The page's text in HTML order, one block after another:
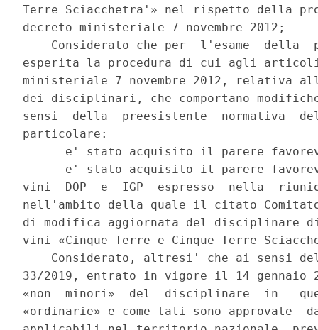
Terre Sciacchetra'» nel rispetto della
decreto ministeriale 7 novembre 2012;
Considerato che per  l'esame  della
esperita la procedura di cui agli
ministeriale 7 novembre 2012, relativa
dei disciplinari, che comportano
sensi  della  preesistente  normativa
particolare:
e' stato acquisito il parere
e' stato acquisito il parere
vini  DOP  e  IGP  espresso  nella
nell'ambito della quale il citato
di modifica aggiornata del disciplinare
vini «Cinque Terre e Cinque Terre
Considerato, altresi' che ai sensi
33/2019, entrato in vigore il 14 gennaio
«non  minori»  del  disciplinare  in
«ordinarie» e come tali sono approvate